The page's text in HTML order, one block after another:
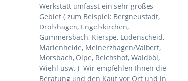
Werkstatt umfasst ein sehr großes
Gebiet ( zum Beispiel: Bergneustadt,
Drolshagen, Engelskirchen,
Gummersbach, Kierspe, Lüdenscheid,
Marienheide, Meinerzhagen/Valbert,
Morsbach, Olpe, Reichshof, Waldböl,
Wiehl usw. ) Wir empfehlen Ihnen die
Beratung und den Kauf vor Ort und in